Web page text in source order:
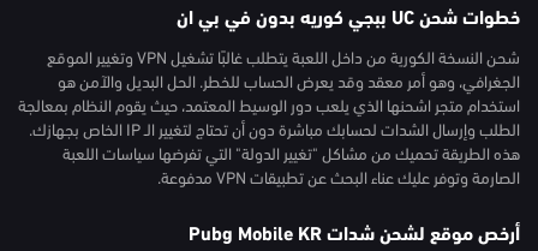
خطوات شحن UC ببجي كوريه بدون في بي ان
شحن النسخة الكورية من داخل اللعبة يتطلب غالبًا تشغيل VPN وتغيير الموقع
الجغرافي، وهو أمر معقد وقد يعرض الحساب للخطر. الحل البديل والآمن هو
استخدام متجر اشحنها الذي يلعب دور الوسيط المعتمد، حيث يقوم النظام بمعالجة
الطلب وإرسال الشدات لحسابك مباشرة دون أن تحتاج لتغيير الـ IP الخاص بجهازك.
هذه الطريقة تحميك من مشاكل "تغيير الدولة" التي تفرضها سياسات اللعبة
الصارمة وتوفر عليك عناء البحث عن تطبيقات VPN مدفوعة.
أرخص موقع لشحن شدات Pubg Mobile KR